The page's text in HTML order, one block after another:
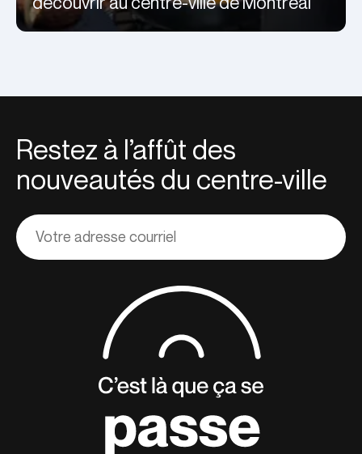
Restez à l’affût des
nouveautés du centre-ville
Adresse
courriel